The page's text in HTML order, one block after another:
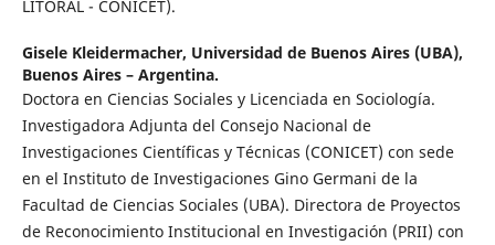
LITORAL - CONICET).
Gisele Kleidermacher, Universidad de Buenos Aires (UBA),
Buenos Aires – Argentina.
Doctora en Ciencias Sociales y Licenciada en Sociología.
Investigadora Adjunta del Consejo Nacional de
Investigaciones Científicas y Técnicas (CONICET) con sede
en el Instituto de Investigaciones Gino Germani de la
Facultad de Ciencias Sociales (UBA). Directora de Proyectos
de Reconocimiento Institucional en Investigación (PRII) con